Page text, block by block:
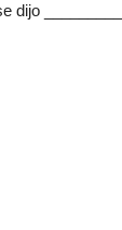
dijo